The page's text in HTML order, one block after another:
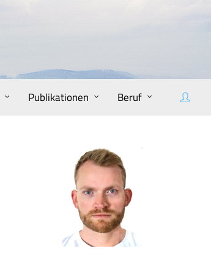
Publikationen Beruf